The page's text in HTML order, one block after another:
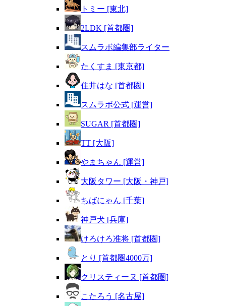
トミー [東北]
2LDK [首都圏]
スムラボ編集部ライター
たくすま [東京都]
住井はな [首都圏]
スムラボ公式 [運営]
SUGAR [首都圏]
TT [大阪]
やまちゃん [運営]
大阪タワー [大阪・神戸]
ちばにゃん [千葉]
神戸犬 [兵庫]
けろけろ准将 [首都圏]
とり [首都圏4000万]
クリスティーヌ [首都圏]
こたろう [名古屋]